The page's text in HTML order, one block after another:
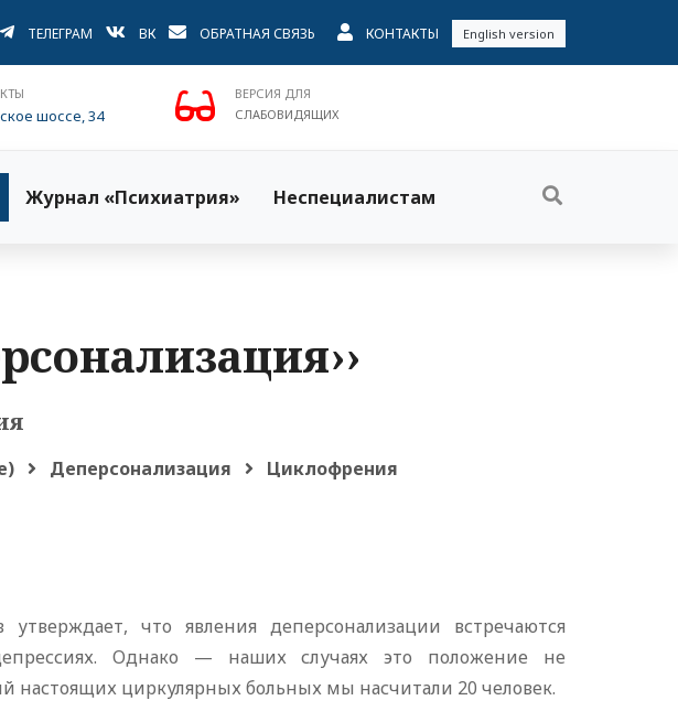
ТЕЛЕГРАМ ВК ОБРАТНАЯ СВЯЗЬ КОНТАКТЫ English version
шоссе, 34
ВЕРСИЯ ДЛЯ
СЛАБОВИДЯЩИХ
Журнал «Психиатрия» Неспециалистам
Деперсонализация Циклофрения
утверждает, что явления деперсонализации встречаются
Однако — наших случаях это положение не
настоящих циркулярных больных мы насчитали 20 человек.